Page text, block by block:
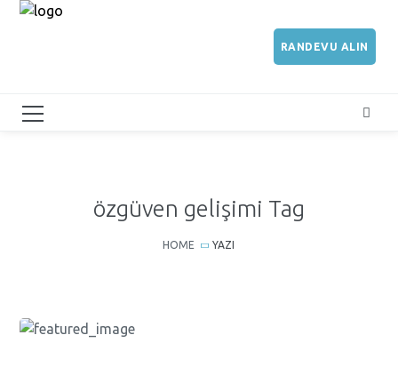
RANDEVU ALIN
özgüven gelişimi Tag
HOME YAZI